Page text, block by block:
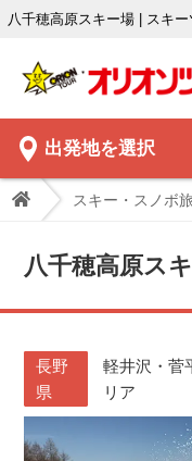
八千穂高原スキー場 | スキ
出発地を選択
スキー・スノボ
八千穂高原ス
長野
県
軽井沢・菅
リア